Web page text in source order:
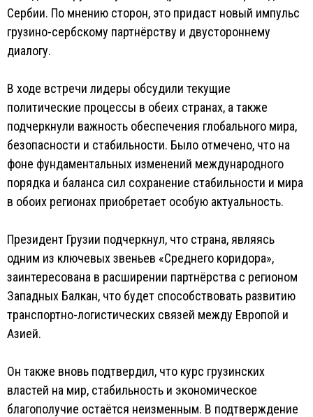
Сербии. По мнению сторон, это придаст новый импульс
грузино-сербскому партнёрству и двустороннему
диалогу.
В ходе встречи лидеры обсудили текущие
политические процессы в обеих странах, а также
подчеркнули важность обеспечения глобального мира,
безопасности и стабильности. Было отмечено, что на
фоне фундаментальных изменений международного
порядка и баланса сил сохранение стабильности и мира
в обоих регионах приобретает особую актуальность.
Президент Грузии подчеркнул, что страна, являясь
одним из ключевых звеньев «Среднего коридора»,
заинтересована в расширении партнёрства с регионом
Западных Балкан, что будет способствовать развитию
транспортно-логистических связей между Европой и
Азией.
Он также вновь подтвердил, что курс грузинских
властей на мир, стабильность и экономическое
благополучие остаётся неизменным. В подтверждение